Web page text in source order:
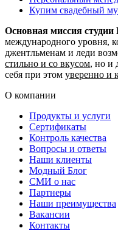
Купим свадебный
Основная миссия
международного уровня,
джентльменам и леди
стильно и со вкусом, но и
себя при этом уверенно и
О компании
Продукты и услуги
Сертификаты
Контроль качества
Вопросы и ответы
Наши клиенты
Модный Блог
СМИ о нас
Партнеры
Наши преимущества
Вакансии
Контакты